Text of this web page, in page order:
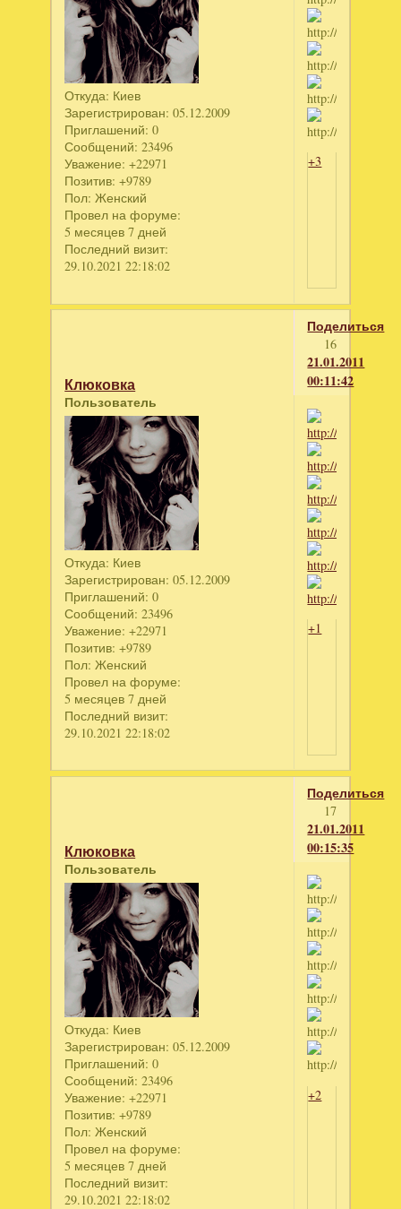
Откуда: Киев
Зарегистрирован: 05.12.2009
Приглашений: 0
Сообщений: 23496
Уважение: +22971
Позитив: +9789
Пол: Женский
Провел на форуме:
5 месяцев 7 дней
Последний визит:
29.10.2021 22:18:02
+3
Поделиться
16
21.01.2011
00:11:42
Клюковка
Пользователь
Откуда: Киев
Зарегистрирован: 05.12.2009
Приглашений: 0
Сообщений: 23496
Уважение: +22971
Позитив: +9789
Пол: Женский
Провел на форуме:
5 месяцев 7 дней
Последний визит:
29.10.2021 22:18:02
+1
Поделиться
17
21.01.2011
00:15:35
Клюковка
Пользователь
Откуда: Киев
Зарегистрирован: 05.12.2009
Приглашений: 0
Сообщений: 23496
Уважение: +22971
Позитив: +9789
Пол: Женский
Провел на форуме:
5 месяцев 7 дней
Последний визит:
29.10.2021 22:18:02
+2